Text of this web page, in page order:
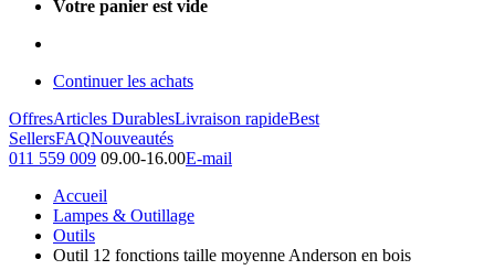
Votre panier est vide
Continuer les achats
OffresArticles DurablesLivraison rapideBest
SellersFAQNouveautés
011 559 009 09.00-16.00E-mail
Accueil
Lampes & Outillage
Outils
Outil 12 fonctions taille moyenne Anderson en bois